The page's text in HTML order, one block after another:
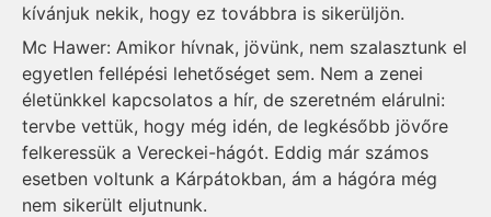
kívánjuk nekik, hogy ez továbbra is sikerüljön.
Mc Hawer: Amikor hívnak, jövünk, nem szalasztunk el
egyetlen fellépési lehetőséget sem. Nem a zenei
életünkkel kapcsolatos a hír, de szeretném elárulni:
tervbe vettük, hogy még idén, de legkésőbb jövőre
felkeressük a Vereckei-hágót. Eddig már számos
esetben voltunk a Kárpátokban, ám a hágóra még
nem sikerült eljutnunk.